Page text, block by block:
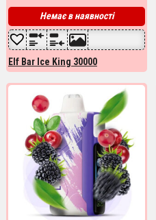
Немає в наявності
Elf Bar Ice King 30000